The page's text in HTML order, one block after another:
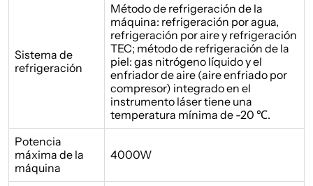
Sistema de
refrigeración
Método de refrigeración de la
máquina: refrigeración por agua,
refrigeración por aire y refrigeración
TEC; método de refrigeración de la
piel: gas nitrógeno líquido y el
enfriador de aire (aire enfriado por
compresor) integrado en el
instrumento láser tiene una
temperatura mínima de -20 ℃.
Potencia
máxima de la
máquina
4000W